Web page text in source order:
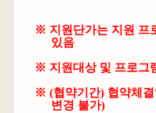
※ 지원단가는 지원 프
있음
※ 지원대상 및 프로그
※ (협약기간) 협약체결
변경 불가)